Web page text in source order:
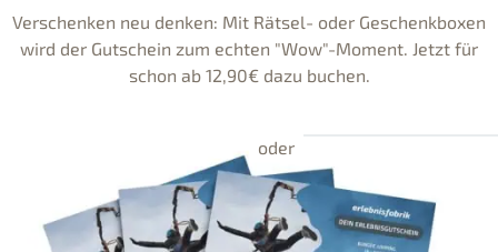
Verschenken neu denken: Mit Rätsel- oder Geschenkboxen
wird der Gutschein zum echten "Wow"-Moment. Jetzt für
schon ab 12,90€ dazu buchen.